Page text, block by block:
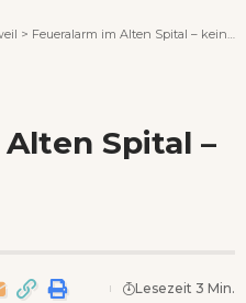
> Feueralarm im Alten Spital – kein Brand
Spital –
Lesezeit 3 Min.